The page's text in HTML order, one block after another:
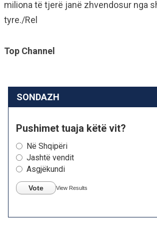
miliona të tjerë janë zhvendosur nga
tyre./Rel
Top Channel
SONDAZH
Pushimet tuaja këtë vit?
Në Shqipëri
Jashtë vendit
Asgjëkundi
Vote View Results